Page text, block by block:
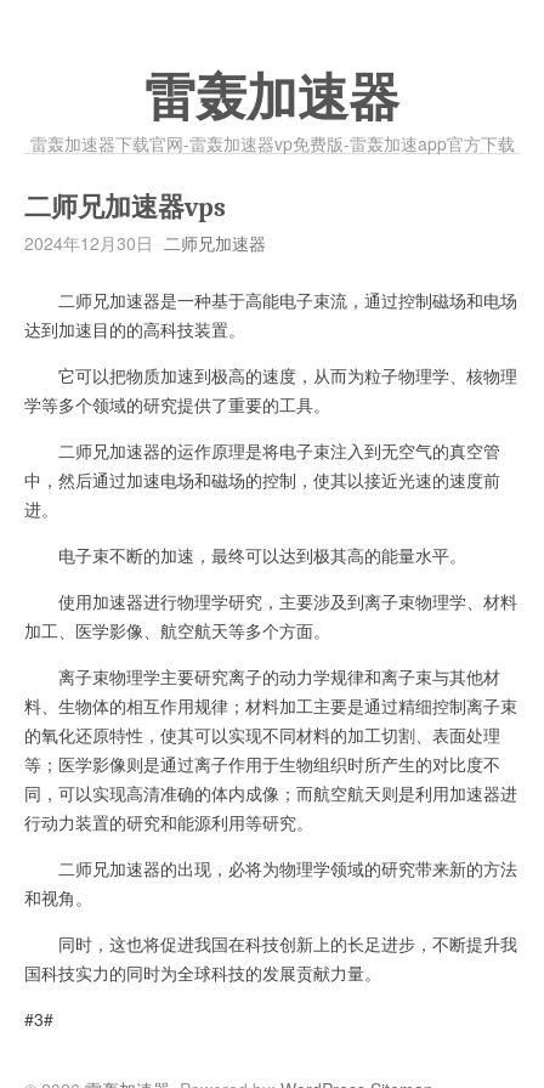
雷轰加速器
雷轰加速器下载官网-雷轰加速器vp免费版-雷轰加速app官方下载
二师兄加速器vps
2024年12月30日 二师兄加速器
二师兄加速器是一种基于高能电子束流，通过控制磁场和电场
达到加速目的的高科技装置。
它可以把物质加速到极高的速度，从而为粒子物理学、核物理
学等多个领域的研究提供了重要的工具。
二师兄加速器的运作原理是将电子束注入到无空气的真空管
中，然后通过加速电场和磁场的控制，使其以接近光速的速度前
进。
电子束不断的加速，最终可以达到极其高的能量水平。
使用加速器进行物理学研究，主要涉及到离子束物理学、材料
加工、医学影像、航空航天等多个方面。
离子束物理学主要研究离子的动力学规律和离子束与其他材
料、生物体的相互作用规律；材料加工主要是通过精细控制离子束
的氧化还原特性，使其可以实现不同材料的加工切割、表面处理
等；医学影像则是通过离子作用于生物组织时所产生的对比度不
同，可以实现高清准确的体内成像；而航空航天则是利用加速器进
行动力装置的研究和能源利用等研究。
二师兄加速器的出现，必将为物理学领域的研究带来新的方法
和视角。
同时，这也将促进我国在科技创新上的长足进步，不断提升我
国科技实力的同时为全球科技的发展贡献力量。
#3#